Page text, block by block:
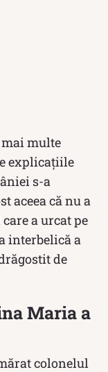
multe
explicațiile
s-a
aceea că nu a
a urcat pe
interbelică a
de
Maria a
colonelul